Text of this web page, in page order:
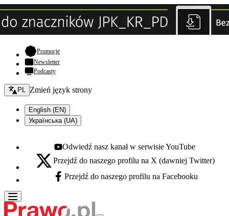
Promocje- otwiera się w nowej karcie
Newsletter
Podcasty
Zmień język - bieżący:
PL Zmień język strony
English (EN)
Українська (UA)
Youtube - otwiera się w nowej karcie
Odwiedź nasz kanał w serwisie YouTube
X - otwiera się w nowej karcie
Przejdź do naszego profilu na X (dawniej Twitter)
Facebook - otwiera się w nowej karcie
Przejdź do naszego profilu na Facebooku